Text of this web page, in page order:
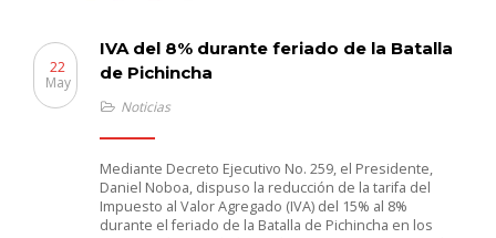
IVA del 8% durante feriado de la Batalla
de Pichincha
22
May
Noticias
Mediante Decreto Ejecutivo No. 259, el Presidente,
Daniel Noboa, dispuso la reducción de la tarifa del
Impuesto al Valor Agregado (IVA) del 15% al 8%
durante el feriado de la Batalla de Pichincha en los